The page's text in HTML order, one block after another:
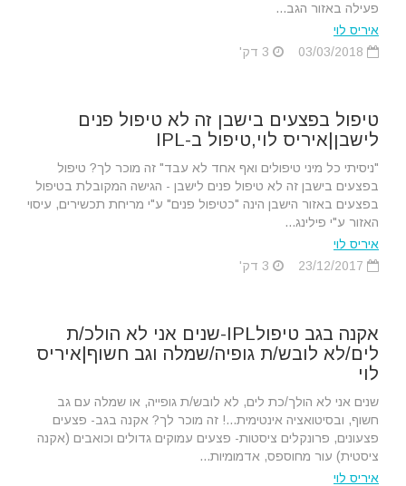
פעילה באזור הגב...
איריס לוי
טיפול בפצעים בישבן זה לא טיפול פנים
לישבן|איריס לוי,טיפול ב-IPL
"ניסיתי כל מיני טיפולים ואף אחד לא עבד" זה מוכר לך? טיפול
בפצעים בישבן זה לא טיפול פנים לישבן - הגישה המקובלת בטיפול
בפצעים באזור הישבן הינה "כטיפול פנים" ע"י מריחת תכשירים, עיסוי
האזור ע"י פילינג...
איריס לוי
אקנה בגב טיפולIPL-שנים אני לא הולכ/ת
לים/לא לובש/ת גופיה/שמלה וגב חשוף|איריס
לוי
שנים אני לא הולך/כת לים, לא לובש/ת גופייה, או שמלה עם גב
חשוף, ובסיטואציה אינטימית...! זה מוכר לך? אקנה בגב- פצעים
פצעונים, פרונקלים ציסטות- פצעים עמוקים גדולים וכואבים (אקנה
ציסטית) עור מחוספס, אדמומיות...
איריס לוי